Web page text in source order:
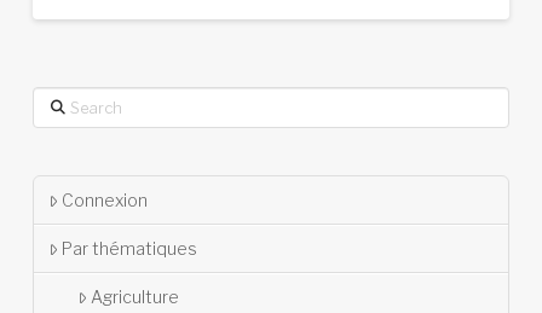
Search
Connexion
Par thématiques
Agriculture